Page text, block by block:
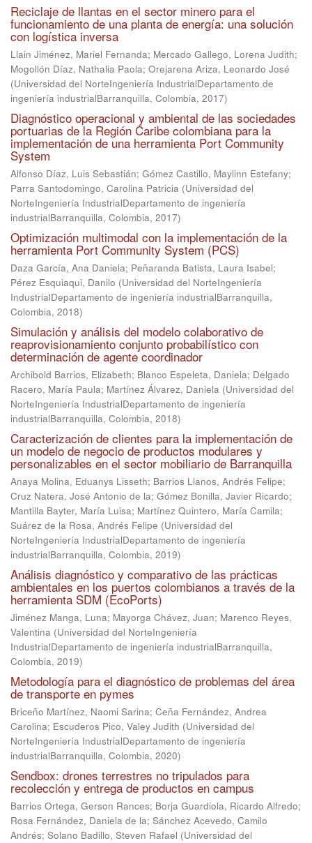
Reciclaje de llantas en el sector minero para el
funcionamiento de una planta de energía: una solución
con logística inversa
Llain Jiménez, Mariel Fernanda; Mercado Gallego, Lorena Judith;
Mogollón Díaz, Nathalia Paola; Orejarena Ariza, Leonardo José
(Universidad del NorteIngeniería IndustrialDepartamento de
ingeniería industrialBarranquilla, Colombia, 2017)
Diagnóstico operacional y ambiental de las sociedades
portuarias de la Región Caribe colombiana para la
implementación de una herramienta Port Community
System
Alfonso Díaz, Luis Sebastián; Gómez Castillo, Maylinn Estefany;
Parra Santodomingo, Carolina Patricia (Universidad del
NorteIngeniería IndustrialDepartamento de ingeniería
industrialBarranquilla, Colombia, 2017)
Optimización multimodal con la implementación de la
herramienta Port Community System (PCS)
Daza García, Ana Daniela; Peñaranda Batista, Laura Isabel;
Pérez Esquiaqui, Danilo (Universidad del NorteIngeniería
IndustrialDepartamento de ingeniería industrialBarranquilla,
Colombia, 2018)
Simulación y análisis del modelo colaborativo de
reaprovisionamiento conjunto probabilístico con
determinación de agente coordinador
Archibold Barrios, Elizabeth; Blanco Espeleta, Daniela; Delgado
Racero, María Paula; Martínez Álvarez, Daniela (Universidad del
NorteIngeniería IndustrialDepartamento de ingeniería
industrialBarranquilla, Colombia, 2018)
Caracterización de clientes para la implementación de
un modelo de negocio de productos modulares y
personalizables en el sector mobiliario de Barranquilla
Anaya Molina, Eduanys Lisseth; Barrios Llanos, Andrés Felipe;
Cruz Natera, José Antonio de la; Gómez Bonilla, Javier Ricardo;
Mantilla Bayter, María Luisa; Martínez Quintero, María Camila;
Suárez de la Rosa, Andrés Felipe (Universidad del
NorteIngeniería IndustrialDepartamento de ingeniería
industrialBarranquilla, Colombia, 2019)
Análisis diagnóstico y comparativo de las prácticas
ambientales en los puertos colombianos a través de la
herramienta SDM (EcoPorts)
Jiménez Manga, Luna; Mayorga Chávez, Juan; Marenco Reyes,
Valentina (Universidad del NorteIngeniería
IndustrialDepartamento de ingeniería industrialBarranquilla,
Colombia, 2019)
Metodología para el diagnóstico de problemas del área
de transporte en pymes
Briceño Martínez, Naomi Sarina; Ceña Fernández, Andrea
Carolina; Escuderos Pico, Valey Judith (Universidad del
NorteIngeniería IndustrialDepartamento de ingeniería
industrialBarranquilla, Colombia, 2020)
Sendbox: drones terrestres no tripulados para
recolección y entrega de productos en campus
Barrios Ortega, Gerson Rances; Borja Guardiola, Ricardo Alfredo;
Rosa Fernández, Daniela de la; Sánchez Acevedo, Camilo
Andrés; Solano Badillo, Steven Rafael (Universidad del